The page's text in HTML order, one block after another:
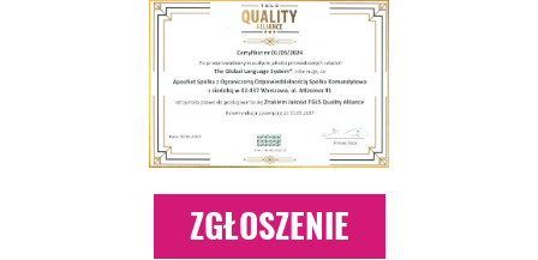
ZGŁOSZENIE